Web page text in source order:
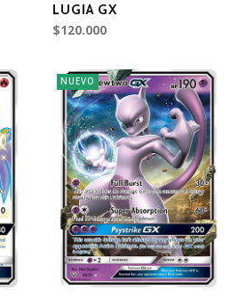
LUGIA GX
$120.000
NUEVO